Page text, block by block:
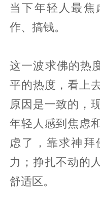
当下年轻人最焦
作、搞钱。
这一波求佛的热
平的热度，看上
原因是一致的，
年轻人感到焦虑
虑了，靠求神拜
力；挣扎不动的
舒适区。